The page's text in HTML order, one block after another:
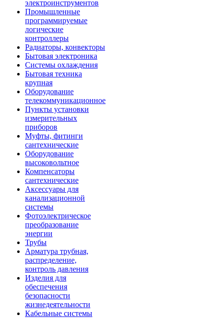
электроинструментов
Промышленные
программируемые
логические
контроллеры
Радиаторы, конвекторы
Бытовая электроника
Системы охлаждения
Бытовая техника
крупная
Оборудование
телекоммуникационное
Пункты установки
измерительных
приборов
Муфты, фитинги
сантехнические
Оборудование
высоковольтное
Компенсаторы
сантехнические
Аксессуары для
канализационной
системы
Фотоэлектрическое
преобразование
энергии
Трубы
Арматура трубная,
распределение,
контроль давления
Изделия для
обеспечения
безопасности
жизнедеятельности
Кабельные системы